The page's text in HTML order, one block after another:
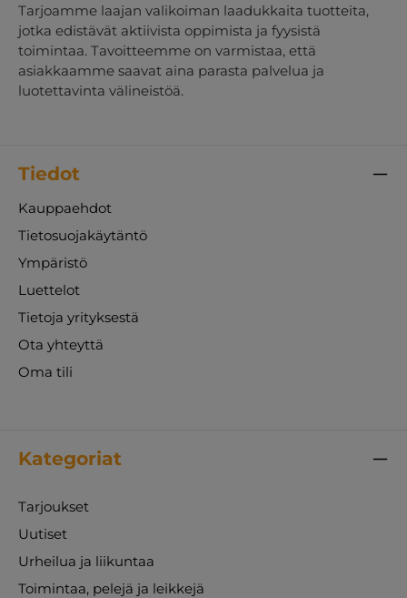
Tarjoamme laajan valikoiman laadukkaita tuotteita,
jotka edistävät aktiivista oppimista ja fyysistä
toimintaa. Tavoitteemme on varmistaa, että
asiakkaamme saavat aina parasta palvelua ja
luotettavinta välineistöä.
Tiedot
Kauppaehdot
Tietosuojakäytäntö
Ympäristö
Luettelot
Tietoja yrityksestä
Ota yhteyttä
Oma tili
Kategoriat
Tarjoukset
Uutiset
Urheilua ja liikuntaa
Toimintaa, pelejä ja leikkejä